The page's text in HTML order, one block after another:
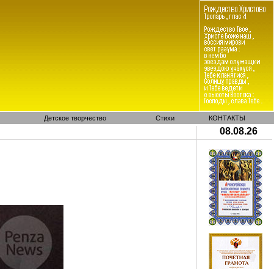
Детское творчество Стихи КОНТАКТЫ
08.08.26